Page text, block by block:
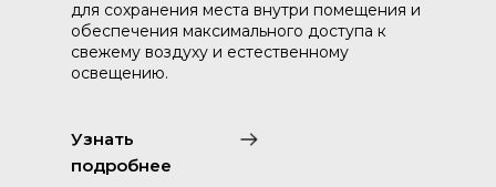
Узнать
подробнее
для сохранения места внутри помещения и
обеспечения максимального доступа к
свежему воздуху и естественному
освещению.